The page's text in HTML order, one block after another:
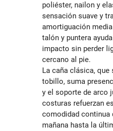
poliéster, nailon y
sensación suave y
amortiguación
talón y puntera
impacto sin perder
cercano al pie.
La caña clásica, que
tobillo, suma
y el soporte de arco
costuras refuerzan
comodidad continua
mañana hasta la